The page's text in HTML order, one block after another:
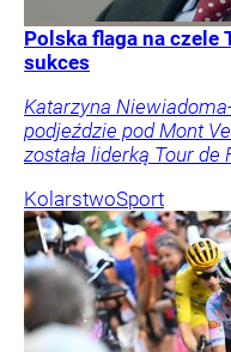
Polska flaga na czele
sukces
Katarzyna
podjeździe pod Mont
została liderką Tour de
KolarstwoSport